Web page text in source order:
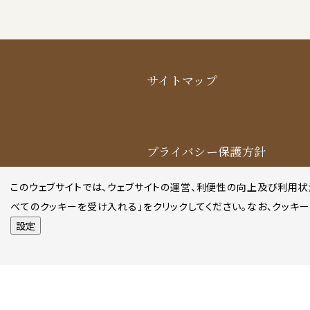
サイトマップ
プライバシー保護方針
欧州のデータ主体向けプライバシ
ー保護方針
このウェブサイトでは、ウェブサイトの運営、利便性の向上及び利
べてのクッキーを受け入れる」をクリックしてください。なお、クッ
設定